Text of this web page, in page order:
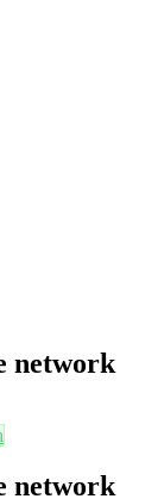
network
network